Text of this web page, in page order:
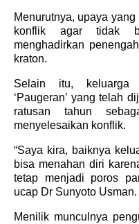
Menurutnya, upaya
konflik agar tidak
menghadirkan
kraton.
Selain itu, keluarga
‘Paugeran’ yang telah
ratusan tahun
menyelesaikan konflik.
“Saya kira, baiknya
bisa menahan diri
tetap menjadi poros
ucap Dr Sunyoto Usman.
Menilik munculnya